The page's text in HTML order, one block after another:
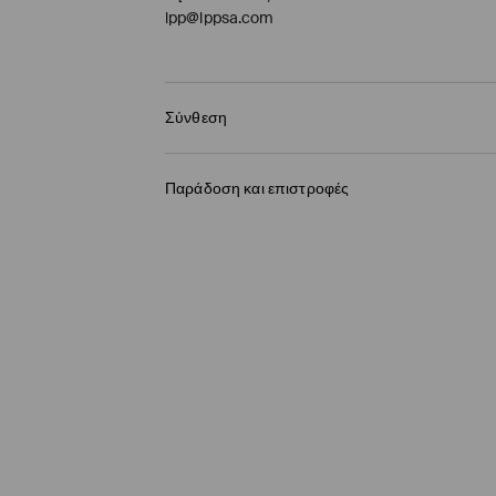
lpp@lppsa.com
Σύνθεση
Παράδοση και επιστροφές